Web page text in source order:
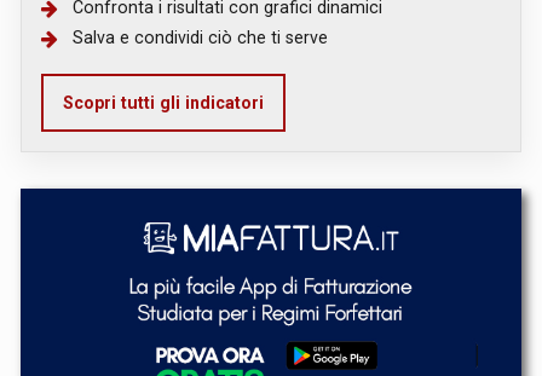
Confronta i risultati con grafici dinamici
Salva e condividi ciò che ti serve
Scopri tutti gli indicatori